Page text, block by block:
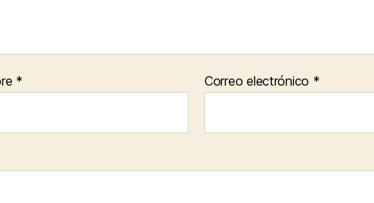
* Correo electrónico *